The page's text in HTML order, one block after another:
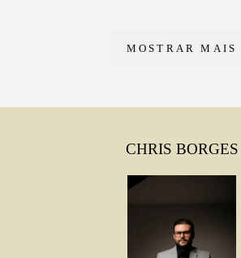
MOSTRAR MAIS
CHRIS BORGES